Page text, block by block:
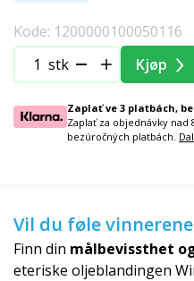
Kode: 1200000100050116
stk
Kjøp
Zaplať ve 3 platbách,
Zaplať za objednávky nad
bezúročných platbách.
Vil du føle
Finn din målbevissthet
eteriske oljeblandingen